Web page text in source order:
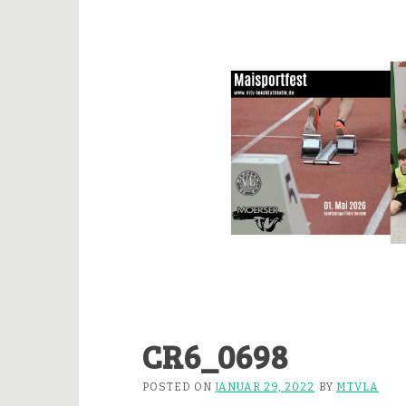
CR6_0698
POSTED ON JANUAR 29, 2022 BY MTVLA